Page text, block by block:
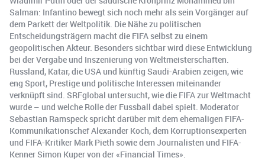
Salman: Infantino bewegt sich noch mehr als sein Vorgänger auf
dem Parkett der Weltpolitik. Die Nähe zu politischen
Entscheidungsträgern macht die FIFA selbst zu einem
geopolitischen Akteur. Besonders sichtbar wird diese Entwicklung
bei der Vergabe und Inszenierung von Weltmeisterschaften.
Russland, Katar, die USA und künftig Saudi-Arabien zeigen, wie
eng Sport, Prestige und politische Interessen miteinander
verknüpft sind. SRFglobal untersucht, wie die FIFA zur Weltmacht
wurde – und welche Rolle der Fussball dabei spielt. Moderator
Sebastian Ramspeck spricht darüber mit dem ehemaligen FIFA-
Kommunikationschef Alexander Koch, dem Korruptionsexperten
und FIFA-Kritiker Mark Pieth sowie dem Journalisten und FIFA-
Kenner Simon Kuper von der «Financial Times».